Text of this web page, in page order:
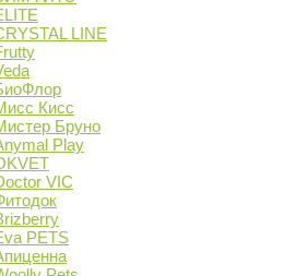
LINE
Кисс
Бруно
Play
VIC
PETS